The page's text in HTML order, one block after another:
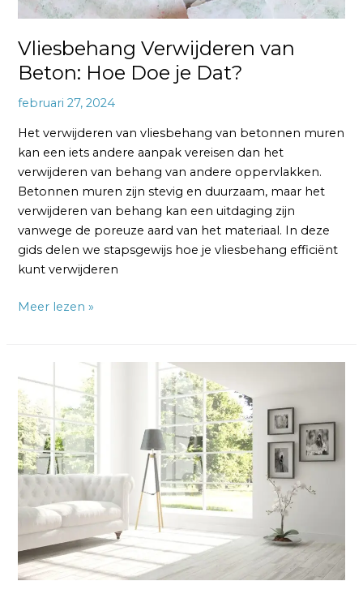
Vliesbehang Verwijderen van
Beton: Hoe Doe je Dat?
februari 27, 2024
Het verwijderen van vliesbehang van betonnen muren
kan een iets andere aanpak vereisen dan het
verwijderen van behang van andere oppervlakken.
Betonnen muren zijn stevig en duurzaam, maar het
verwijderen van behang kan een uitdaging zijn
vanwege de poreuze aard van het materiaal. In deze
gids delen we stapsgewijs hoe je vliesbehang efficiënt
kunt verwijderen
Meer lezen »
Verwijderen
en
Opnieuw
Behangen:
Beste
Manier